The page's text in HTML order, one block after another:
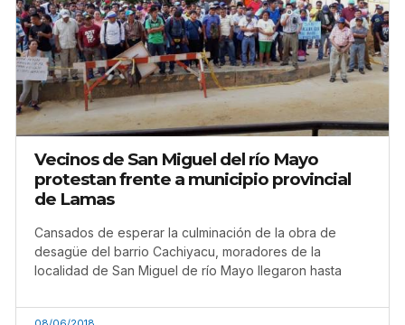
Vecinos de San Miguel del río Mayo
protestan frente a municipio provincial
de Lamas
Cansados de esperar la culminación de la obra de
desagüe del barrio Cachiyacu, moradores de la
localidad de San Miguel de río Mayo llegaron hasta